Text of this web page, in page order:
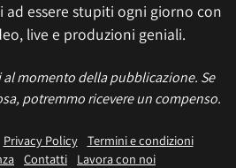
essere stupiti ogni giorno con
live e produzioni geniali.
momento della pubblicazione. Se
potremmo ricevere un compenso.
Privacy Policy
Termini e condizioni
Contatti
Lavora con noi